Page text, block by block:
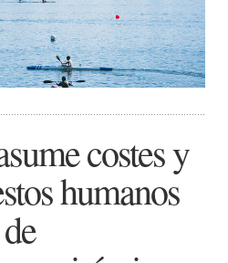
costes y
humanos